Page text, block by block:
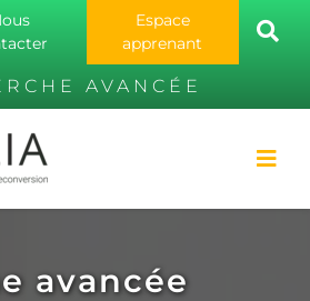
Espace
apprenant
AVANCÉE
avancée